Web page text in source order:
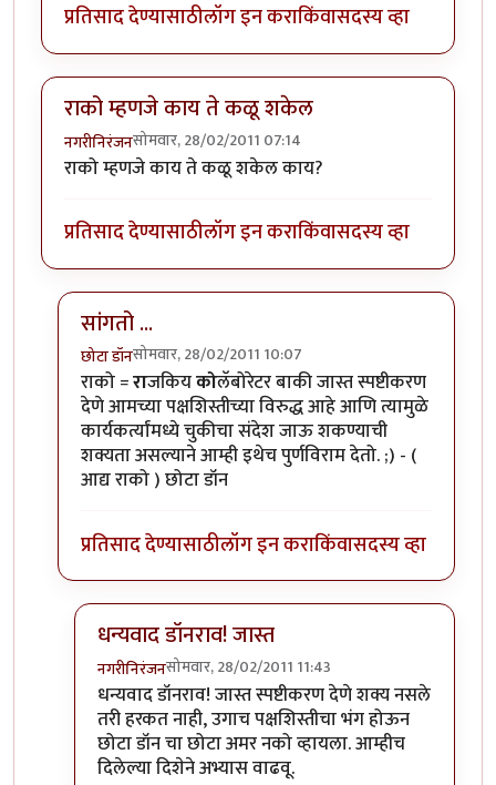
प्रतिसाद देण्यासाठीलॉग इन कराकिंवासदस्य व्हा
राको म्हणजे काय ते कळू शकेल
नगरीनिरंजनसोमवार, 28/02/2011 07:14
राको म्हणजे काय ते कळू शकेल काय?
प्रतिसाद देण्यासाठीलॉग इन कराकिंवासदस्य व्हा
सांगतो ...
छोटा डॉनसोमवार, 28/02/2011 10:07
In reply toराको म्हणजे काय ते कळू शकेलbyनगरीनिरंजन
राको =राजकियकोलॅबोरेटर बाकी जास्त स्पष्टीकरण
देणे आमच्या पक्षशिस्तीच्या विरुद्ध आहे आणि त्यामुळे
कार्यकर्त्यांमध्ये चुकीचा संदेश जाऊ शकण्याची
शक्यता असल्याने आम्ही इथेच पुर्णविराम देतो. ;) - (
आद्य राको ) छोटा डॉन
प्रतिसाद देण्यासाठीलॉग इन कराकिंवासदस्य व्हा
धन्यवाद डॉनराव! जास्त
नगरीनिरंजनसोमवार, 28/02/2011 11:43
In reply toसांगतो ...byछोटा डॉन
धन्यवाद डॉनराव! जास्त स्पष्टीकरण देणे शक्य नसले
तरी हरकत नाही, उगाच पक्षशिस्तीचा भंग होऊन
छोटा डॉन चा छोटा अमर नको व्हायला. आम्हीच
दिलेल्या दिशेने अभ्यास वाढवू.